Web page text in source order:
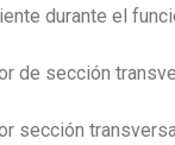
durante el
de sección
sección